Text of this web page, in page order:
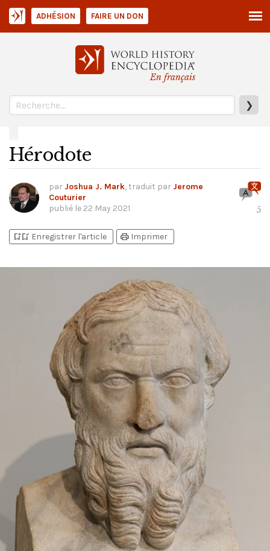
En français
❯
ADHÉSION FAIRE UN DON
Hérodote
par Joshua J. Mark, traduit par Jerome
Couturier
publié le 22 May 2021 5
bookmark_addbookmark_added Enregistrer l'article print Imprimer